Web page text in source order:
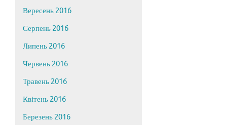
Вересень 2016
Серпень 2016
Липень 2016
Червень 2016
Травень 2016
Квітень 2016
Березень 2016